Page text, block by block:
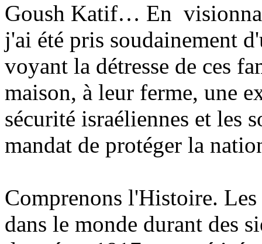
Goush Katif… En
j'ai été pris soudainement
voyant la détresse de ces
maison, à leur ferme, une
sécurité israéliennes et les
mandat de protéger la
Comprenons l'Histoire. Les
dans le monde durant des